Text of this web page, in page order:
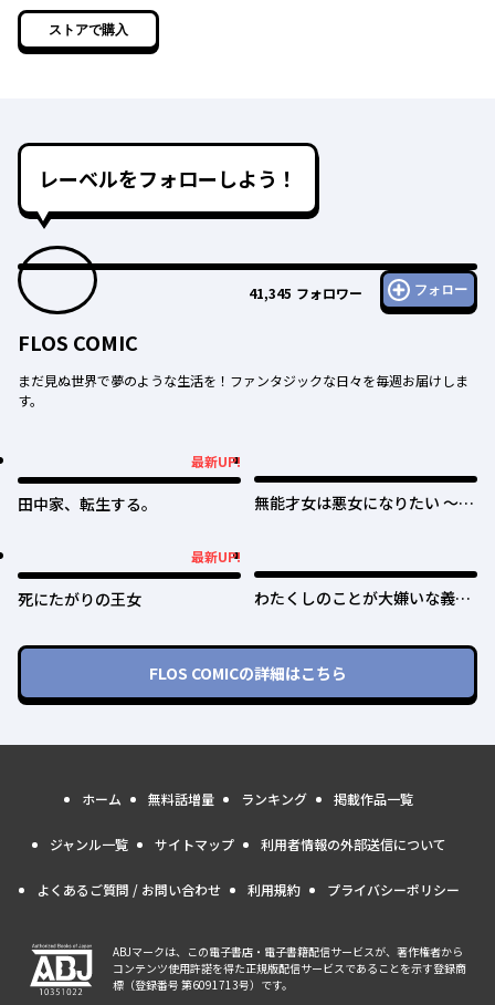
女に選ばれたら、美
形王子様たちから溺
愛されるようになり
ストアで購入
レーベルをフォローしよう！
41,345 フォロワー フォロー
FLOS COMIC
まだ見ぬ世界で夢のような生活を！ファンタジックな日々を毎週お届けしま
す。
最新UP!
田中家、転生する。
無能才女は悪女になりたい ～義
最新UP!
死にたがりの王女
わたくしのことが大嫌いな義弟
FLOS COMICの詳細はこちら
ホーム 無料話増量 ランキング 掲載作品一覧
ジャンル一覧 サイトマップ 利用者情報の外部送信について
よくあるご質問 / お問い合わせ 利用規約 プライバシーポリシー
ABJマークは、この電子書店・電子書籍配信サービスが、著作権者から
コンテンツ使用許諾を得た正規版配信サービスであることを示す登録商
標（登録番号 第6091713号）です。